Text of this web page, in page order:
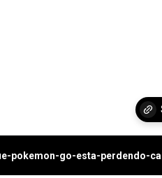
pokemon-go-esta-perdendo-